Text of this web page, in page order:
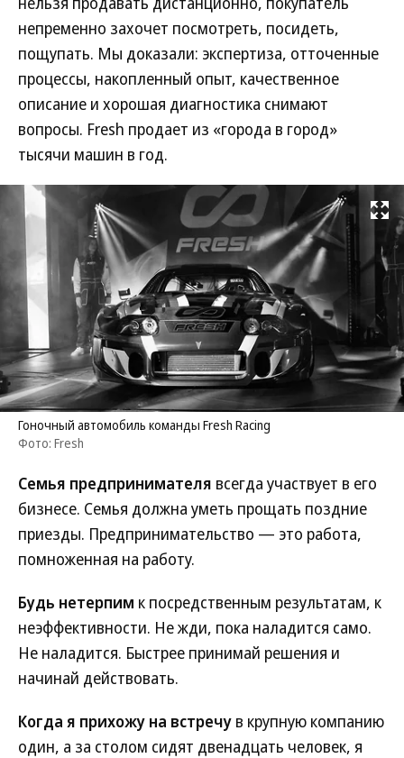
непременно захочет посмотреть, посидеть,
пощупать. Мы доказали: экспертиза, отточенные
процессы, накопленный опыт, качественное
описание и хорошая диагностика снимают
вопросы. Fresh продает из «города в город»
тысячи машин в год.
Развернуть
Гоночный автомобиль команды Fresh Racing
Фото: Fresh
Семья предпринимателя всегда участвует в его
бизнесе. Семья должна уметь прощать поздние
приезды. Предпринимательство — это работа,
помноженная на работу.
Будь нетерпим к посредственным результатам, к
неэффективности. Не жди, пока наладится само.
Не наладится. Быстрее принимай решения и
начинай действовать.
Когда я прихожу на встречу в крупную компанию
один, а за столом сидят двенадцать человек, я